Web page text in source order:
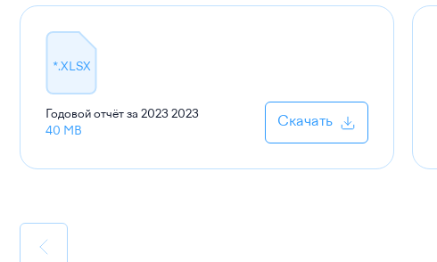
*.XLSX
Годовой отчёт за 2023 2023
40 MB
Скачать